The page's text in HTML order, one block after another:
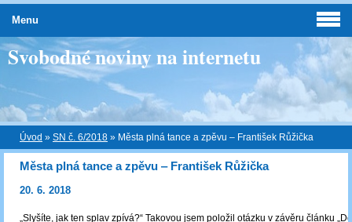
Svobodné noviny na internetu
Úvod » SN č. 6/2018 » Města plná tance a zpěvu ‒ František Růžička
Města plná tance a zpěvu ‒ František Růžička
20. 6. 2018
„Slyšíte, jak ten splav zpívá?“ Takovou jsem položil otázku v závěru článku
Menu